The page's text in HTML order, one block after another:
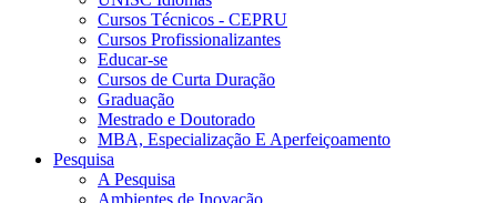
Cursos Técnicos - CEPRU
Cursos Profissionalizantes
Educar-se
Cursos de Curta Duração
Graduação
Mestrado e Doutorado
MBA, Especialização E Aperfeiçoamento
Pesquisa
A Pesquisa
Ambientes de Inovação